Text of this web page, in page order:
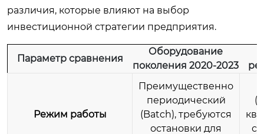
различия, которые влияют на выбор
инвестиционной стратегии предприятия.
Параметр сравнения
Оборудование
поколения 2020-2023
Режим работы
Преимущественно
периодический
(Batch), требуются
остановки для
с